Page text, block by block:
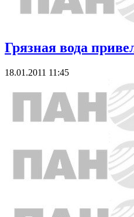
Грязная вода
18.01.2011 11:45